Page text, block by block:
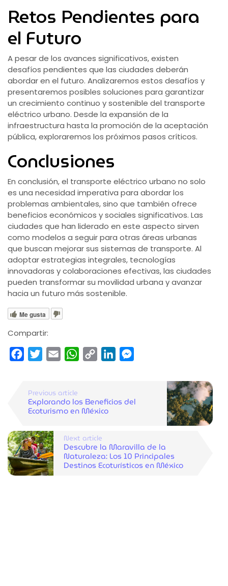
Retos Pendientes para
el Futuro
A pesar de los avances significativos, existen
desafíos pendientes que las ciudades deberán
abordar en el futuro. Analizaremos estos desafíos y
presentaremos posibles soluciones para garantizar
un crecimiento continuo y sostenible del transporte
eléctrico urbano. Desde la expansión de la
infraestructura hasta la promoción de la aceptación
pública, exploraremos los próximos pasos críticos.
Conclusiones
En conclusión, el transporte eléctrico urbano no solo
es una necesidad imperativa para abordar los
problemas ambientales, sino que también ofrece
beneficios económicos y sociales significativos. Las
ciudades que han liderado en este aspecto sirven
como modelos a seguir para otras áreas urbanas
que buscan mejorar sus sistemas de transporte. Al
adoptar estrategias integrales, tecnologías
innovadoras y colaboraciones efectivas, las ciudades
pueden transformar su movilidad urbana y avanzar
hacia un futuro más sostenible.
Me gusta
Compartir:
FacebookTwitterEmail WhatsApp
Copy
LinkedIn
Previous article
Explorando los Beneficios del
Ecoturismo en México
Next article
Descubre la Maravilla de la
Naturaleza: Los 10 Principales
Destinos Ecoturísticos en México